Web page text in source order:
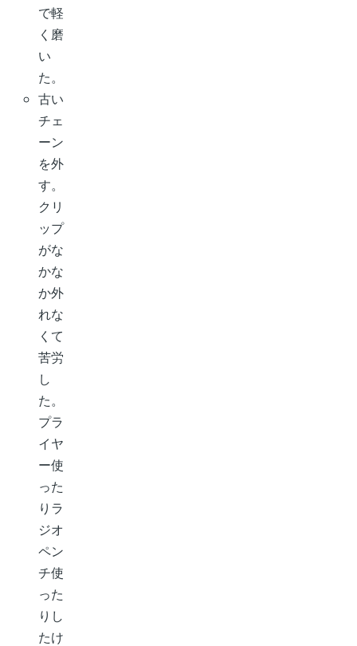
で軽
く磨
い
た。
古い
チェ
ーン
を外
す。
クリ
ップ
がな
かな
か外
れな
くて
苦労
し
た。
プラ
イヤ
ー使
った
りラ
ジオ
ペン
チ使
った
りし
たけ